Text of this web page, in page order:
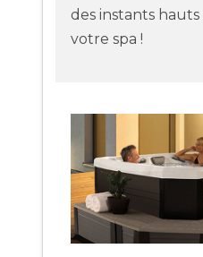
des instants
votre spa !